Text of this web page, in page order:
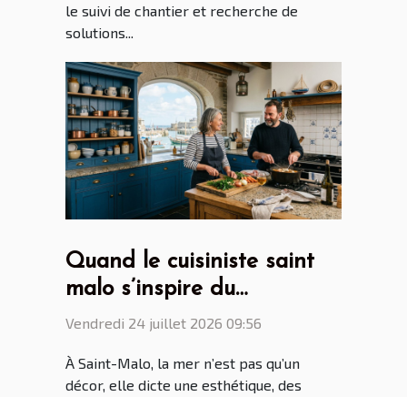
le suivi de chantier et recherche de
solutions...
Quand le cuisiniste saint
malo s’inspire du
patrimoine maritime
Vendredi 24 juillet 2026 09:56
À Saint-Malo, la mer n’est pas qu’un
décor, elle dicte une esthétique, des